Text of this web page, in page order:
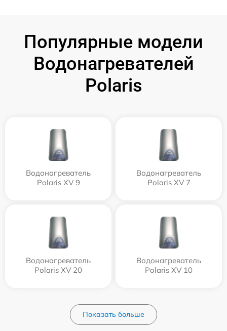
Популярные модели
Водонагревателей
Polaris
Водонагреватель
Polaris XV 9
Водонагреватель
Polaris XV 7
Водонагреватель
Polaris XV 20
Водонагреватель
Polaris XV 10
Показать больше